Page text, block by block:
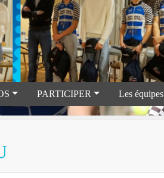
PARTICIPER Les équipes